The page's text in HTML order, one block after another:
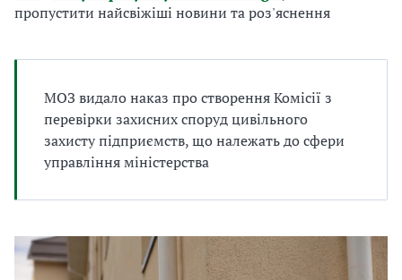
пропустити найсвіжіші новини та роз'яснення
МОЗ видало наказ про створення Комісії з
перевірки захисних споруд цивільного
захисту підприємств, що належать до сфери
управління міністерства
т